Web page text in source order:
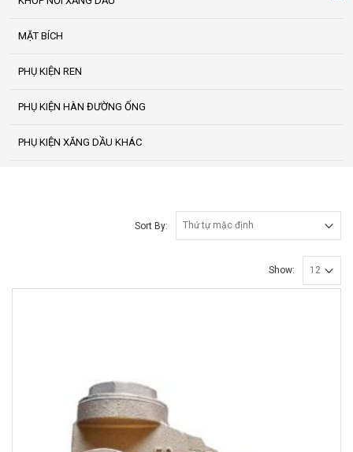
MẶT BÍCH
PHỤ KIỆN REN
PHỤ KIỆN HÀN ĐƯỜNG ỐNG
PHỤ KIỆN XĂNG DẦU KHÁC
Sort By:
Show: